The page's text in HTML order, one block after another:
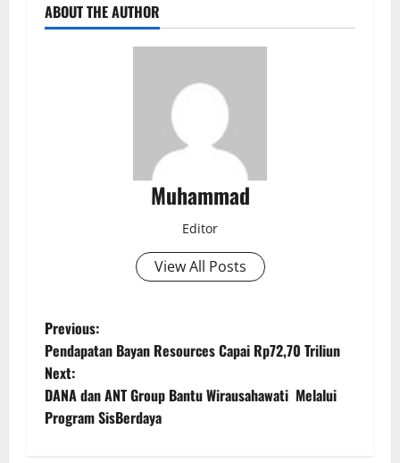
ABOUT THE AUTHOR
Muhammad
Editor
View All Posts
Previous:
Pendapatan Bayan Resources Capai Rp72,70 Triliun
Next:
DANA dan ANT Group Bantu Wirausahawati Melalui
Program SisBerdaya